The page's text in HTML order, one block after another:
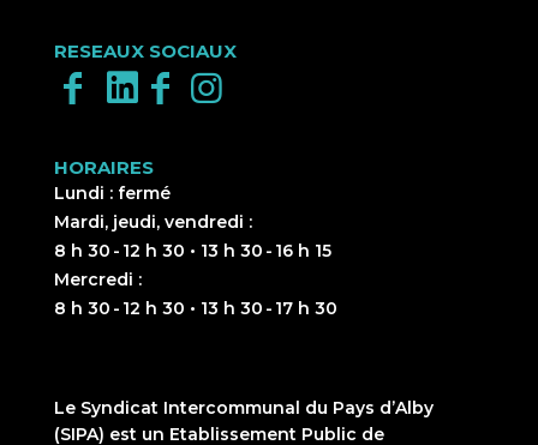
RESEAUX SOCIAUX
HORAIRES
Lundi : fermé
Mardi, jeudi, vendredi :
8 h 30 - 12 h 30 • 13 h 30 - 16 h 15
Mercredi :
8 h 30 - 12 h 30 • 13 h 30 - 17 h 30
Le Syndicat Intercommunal du Pays d’Alby
(SIPA) est un Etablissement Public de